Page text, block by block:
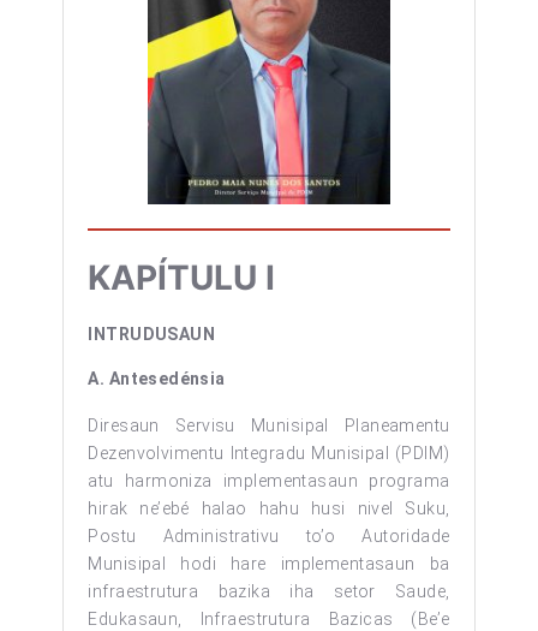
KAPÍTULU I
INTRUDUSAUN
A. Antesedénsia
Diresaun Servisu Munisipal Planeamentu
Dezenvolvimentu Integradu Munisipal (PDIM)
atu harmoniza implementasaun programa
hirak ne’ebé halao hahu husi nivel Suku,
Postu Administrativu to’o Autoridade
Munisipal hodi hare implementasaun ba
infraestrutura bazika iha setor Saude,
Edukasaun, Infraestrutura Bazicas (Be’e